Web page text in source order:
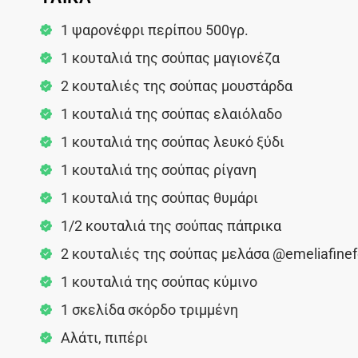
1 ψαρονέφρι περίπου 500γρ.
1 κουταλιά της σούπας μαγιονέζα
2 κουταλιές της σούπας μουστάρδα
1 κουταλιά της σούπας ελαιόλαδο
1 κουταλιά της σούπας λευκό ξύδι
1 κουταλιά της σούπας ρίγανη
1 κουταλιά της σούπας θυμάρι
1/2 κουταλιά της σούπας πάπρικα
2 κουταλιές της σούπας μελάσα
1 κουταλιά της σούπας κύμινο
1 σκελίδα σκόρδο τριμμένη
Αλάτι, πιπέρι